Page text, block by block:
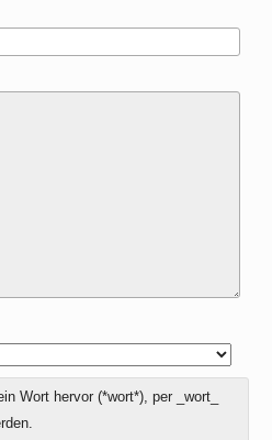
Wort hervor (*wort*), per _wort_